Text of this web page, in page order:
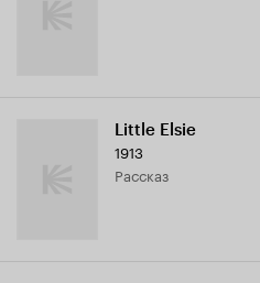
Little Elsie
1913
рассказ